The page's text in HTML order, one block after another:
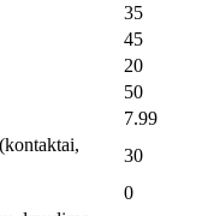
35
45
20
50
7.99
30
0